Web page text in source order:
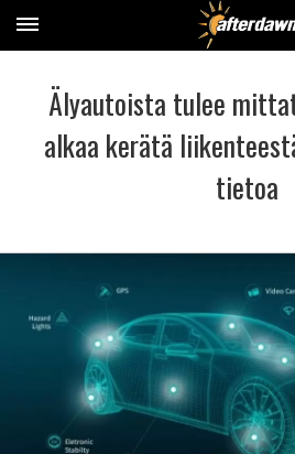
Älyautoista tulee
alkaa kerätä
tietoa